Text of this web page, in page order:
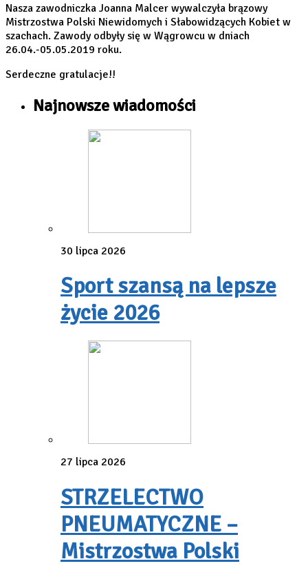
Nasza zawodniczka Joanna Malcer wywalczyła brązowy
Mistrzostwa Polski Niewidomych i Słabowidzących Kobiet w
szachach. Zawody odbyły się w Wągrowcu w dniach
26.04.-05.05.2019 roku.
Serdeczne gratulacje!!
Najnowsze wiadomości
30 lipca 2026
Sport szansą na lepsze
życie 2026
27 lipca 2026
STRZELECTWO
PNEUMATYCZNE –
Mistrzostwa Polski